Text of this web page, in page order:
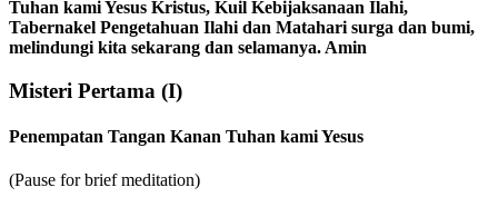
Tuhan kami Yesus Kristus, Kuil Kebijaksanaan Ilahi,
Tabernakel Pengetahuan Ilahi dan Matahari surga dan bumi,
melindungi kita sekarang dan selamanya. Amin
Misteri Pertama (I)
Penempatan Tangan Kanan Tuhan kami Yesus
(Pause for brief meditation)